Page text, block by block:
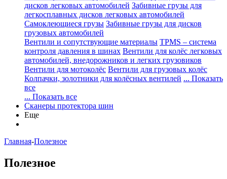
дисков легковых автомобилей Забивные грузы для
легкосплавных дисков легковых автомобилей
Самоклеющиеся грузы Забивные грузы для дисков
грузовых автомобилей
Вентили и сопутствующие материалы TPMS – система
контроля давления в шинах Вентили для колёс легковых
автомобилей, внедорожников и легких грузовиков
Вентили для мотоколёс Вентили для грузовых колёс
Колпачки, золотники для колёсных вентилей ... Показать
все
... Показать все
Сканеры протектора шин
Еще
Главная-Полезное
Полезное